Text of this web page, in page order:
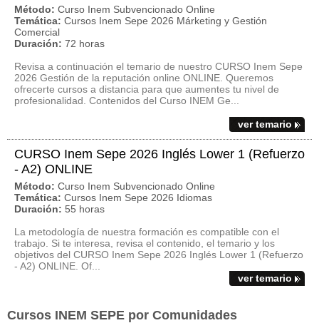
Método: Curso Inem Subvencionado Online
Temática: Cursos Inem Sepe 2026 Márketing y Gestión
Comercial
Duración: 72 horas
Revisa a continuación el temario de nuestro CURSO Inem Sepe
2026 Gestión de la reputación online ONLINE. Queremos
ofrecerte cursos a distancia para que aumentes tu nivel de
profesionalidad. Contenidos del Curso INEM Ge...
ver temario
CURSO Inem Sepe 2026 Inglés Lower 1 (Refuerzo
- A2) ONLINE
Método: Curso Inem Subvencionado Online
Temática: Cursos Inem Sepe 2026 Idiomas
Duración: 55 horas
La metodología de nuestra formación es compatible con el
trabajo. Si te interesa, revisa el contenido, el temario y los
objetivos del CURSO Inem Sepe 2026 Inglés Lower 1 (Refuerzo
- A2) ONLINE. Of...
ver temario
Cursos INEM SEPE por Comunidades